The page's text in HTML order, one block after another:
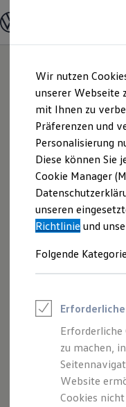
Hauptinhalt
springen
Footer
springen
Modelle und
Modelle
Elektroautos
ENERGY
Nutzfahrzeuge
SUV und CUV
Familienautos
Kombis
Sportwagen
Schnell verfügbare
Angebote und
Aktuelle
E-Auto-
Volkswagen
Junge
Leasing
Junge
Mehr
Der
Wir nutzen
unserer Webseite
mit Ihnen zu
Präferenzen und
Personalisierung
Diese können Sie
Cookie Manager
unseren
Richtlinie und
Folgende
Erforderliche
zu machen,
Website
Cookies